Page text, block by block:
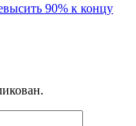
90% к концу